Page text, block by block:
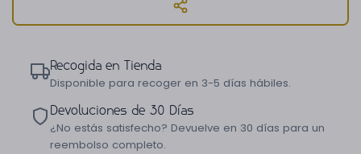
Recogida en Tienda
Disponible para recoger en 3-5 días hábiles.
Devoluciones de 30 Días
¿No estás satisfecho? Devuelve en 30 días para un
reembolso completo.